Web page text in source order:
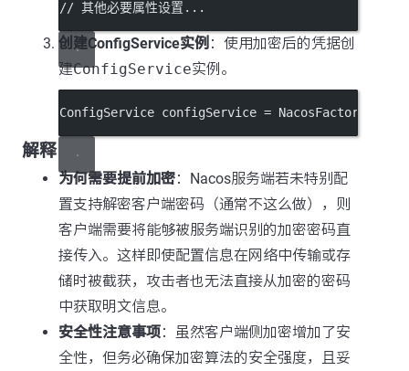
// 其他必要属性设置...
创建ConfigService实例 ：使用加密后的凭据创
建ConfigService实例。
ConfigService configService = NacosFactory.
解释
为何需要提前加密：Nacos服务端若未特别配
置支持解密客户端密码（通常不这么做），则
客户端需要将能够被服务端识别的加密密码直
接传入。这样即使配置信息在网络中传输或存
储时被截获，攻击者也无法直接从加密的密码
中获取明文信息。
安全性注意事项：虽然客户端侧加密增加了安
全性，但务必确保加密算法的安全强度，且妥